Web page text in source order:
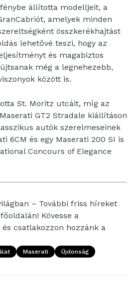
állította modelljeit, a
amelyek minden
összkerékhajtást
lehetővé teszi, hogy az
és magabiztos
még a legnehezebb,
között is.
St. Moritz utcáit, míg az
GT2 Stradale kiállításon
autók szerelmeseinek
6CM és egy Maserati 200 SI is
Concours of Elegance
– További friss híreket
főoldalán! Kövesse a
csatlakozzon hozzánk a
Maserati Újdonság